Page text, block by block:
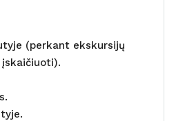
(perkant ekskursijų